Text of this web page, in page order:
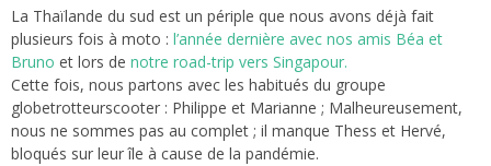
La Thaïlande du sud est un périple que nous avons déjà fait
plusieurs fois à moto : l’année dernière avec nos amis Béa et
Bruno et lors de notre road-trip vers Singapour.
Cette fois, nous partons avec les habitués du groupe
globetrotteurscooter : Philippe et Marianne ; Malheureusement,
nous ne sommes pas au complet ; il manque Thess et Hervé,
bloqués sur leur île à cause de la pandémie.